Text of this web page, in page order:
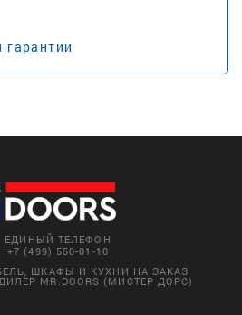
гарантии
ЕДИНЫЙ ТЕЛЕФОН
+7 (499) 550-01-10
ШКАФЫ И КУХНИ НА ЗАКАЗ
MR.DOORS (МИСТЕР ДОРС)